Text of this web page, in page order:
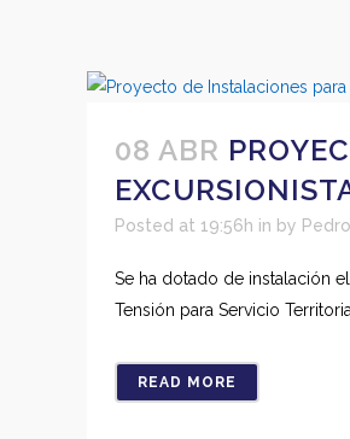
08 ABR
Posted at 19:56h in by Pedro
Se ha dotado de instalación
Tensión para Servicio
READ MORE